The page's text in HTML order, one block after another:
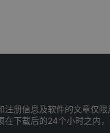
册信息及软件的文章仅
下载后的24个小时之内